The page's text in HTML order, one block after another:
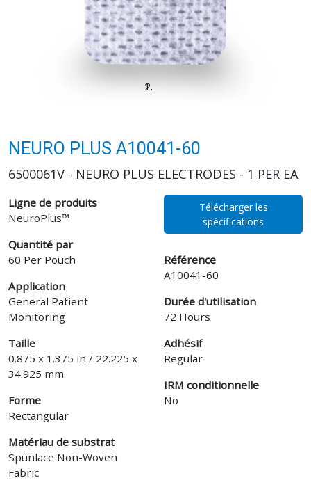
NEURO PLUS A10041-60
6500061V - NEURO PLUS ELECTRODES - 1 PER EA
Ligne de produits
NeuroPlus™
Quantité par
60 Per Pouch
Application
General Patient
Monitoring
Taille
0.875 x 1.375 in / 22.225 x
34.925 mm
Forme
Rectangular
Matériau de substrat
Spunlace Non-Woven
Fabric
Télécharger les
spécifications
Référence
A10041-60
Durée d'utilisation
72 Hours
Adhésif
Regular
IRM conditionnelle
No